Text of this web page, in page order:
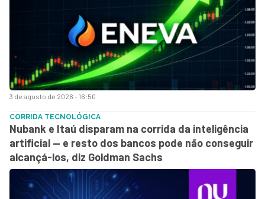
3 de agosto de 2026 - 16:50
CORRIDA TECNOLÓGICA
Nubank e Itaú disparam na corrida da inteligência
artificial — e resto dos bancos pode não conseguir
alcançá-los, diz Goldman Sachs